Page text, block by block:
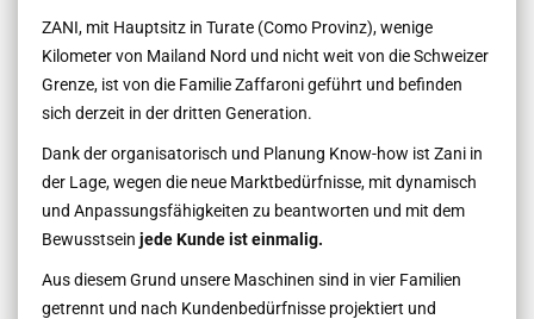
ZANI, mit Hauptsitz in Turate (Como Provinz), wenige
Kilometer von Mailand Nord und nicht weit von die Schweizer
Grenze, ist von die Familie Zaffaroni geführt und befinden
sich derzeit in der dritten Generation.
Dank der organisatorisch und Planung Know-how ist Zani in
der Lage, wegen die neue Marktbedürfnisse, mit dynamisch
und Anpassungsfähigkeiten zu beantworten und mit dem
Bewusstsein jede Kunde ist einmalig.
Aus diesem Grund unsere Maschinen sind in vier Familien
getrennt und nach Kundenbedürfnisse projektiert und